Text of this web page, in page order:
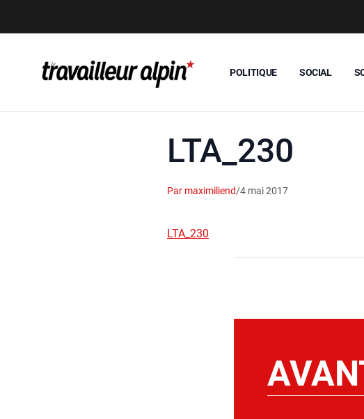
POLITIQUE SOCIAL
LTA_230
Par maximiliend/4 mai 2017
LTA_230